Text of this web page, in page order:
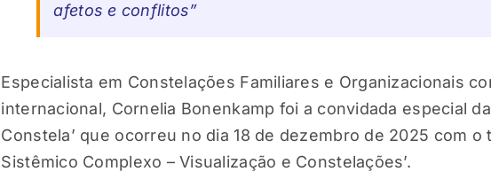
afetos e conflitos”
Especialista em Constelações Familiares e Organizacionais
internacional, Cornelia Bonenkamp foi a convidada especial
Constela’ que ocorreu no dia 18 de dezembro de 2025 com o
Sistêmico Complexo – Visualização e Constelações’.